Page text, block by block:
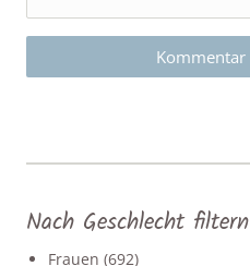
Nach Geschlecht filtern
Frauen (692)